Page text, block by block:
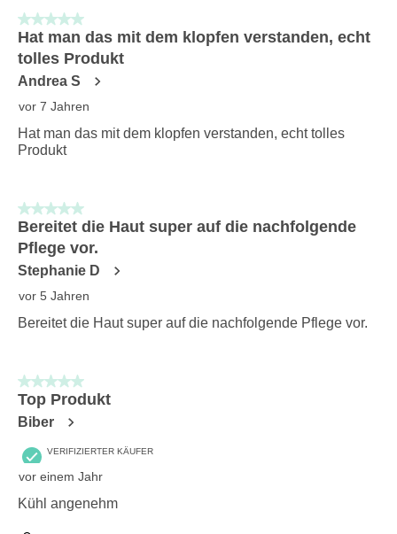
5 von 5 Sternen.
Hat man das mit dem klopfen verstanden, echt
tolles Produkt
Andrea S
vor 7 Jahren
Hat man das mit dem klopfen verstanden, echt tolles
Produkt
5 von 5 Sternen.
Bereitet die Haut super auf die nachfolgende
Pflege vor.
Stephanie D
vor 5 Jahren
Bereitet die Haut super auf die nachfolgende Pflege vor.
5 von 5 Sternen.
Top Produkt
Biber
VERIFIZIERTER KÄUFER
vor einem Jahr
Kühl angenehm